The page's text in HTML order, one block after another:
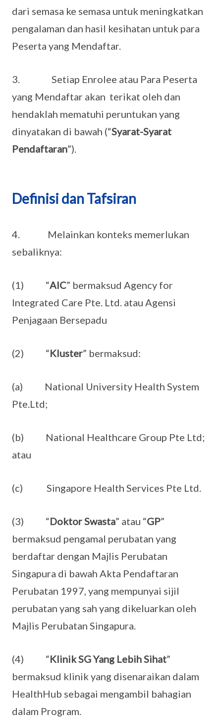
dari semasa ke semasa untuk meningkatkan
pengalaman dan hasil kesihatan untuk para
Peserta yang Mendaftar.
3. Setiap Enrolee atau Para Peserta
yang Mendaftar akan terikat oleh dan
hendaklah mematuhi peruntukan yang
dinyatakan di bawah (“Syarat-Syarat
Pendaftaran”).
Definisi dan Tafsiran
4. Melainkan konteks memerlukan
sebaliknya:
(1) “AIC” bermaksud Agency for
Integrated Care Pte. Ltd. atau Agensi
Penjagaan Bersepadu
(2) “Kluster” bermaksud:
(a) National University Health System
Pte.Ltd;
(b) National Healthcare Group Pte Ltd;
atau
(c) Singapore Health Services Pte Ltd.
(3) “Doktor Swasta” atau “GP”
bermaksud pengamal perubatan yang
berdaftar dengan Majlis Perubatan
Singapura di bawah Akta Pendaftaran
Perubatan 1997, yang mempunyai sijil
perubatan yang sah yang dikeluarkan oleh
Majlis Perubatan Singapura.
(4) “Klinik SG Yang Lebih Sihat”
bermaksud klinik yang disenaraikan dalam
HealthHub sebagai mengambil bahagian
dalam Program.